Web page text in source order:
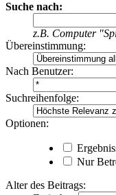
Suche nach:
z.B. Computer
Übereinstimmung:
Nach Benutzer:
Suchreihenfolge:
Optionen:
Nur
Alter des Beitrags: